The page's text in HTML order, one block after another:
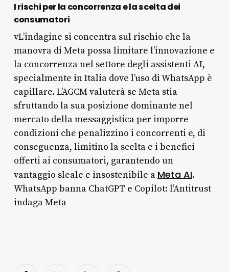
I rischi per la concorrenza e la scelta dei
consumatori
vL’indagine si concentra sul rischio che la
manovra di Meta possa limitare l’innovazione e
la concorrenza nel settore degli assistenti AI,
specialmente in Italia dove l’uso di WhatsApp è
capillare. L’AGCM valuterà se Meta stia
sfruttando la sua posizione dominante nel
mercato della messaggistica per imporre
condizioni che penalizzino i concorrenti e, di
conseguenza, limitino la scelta e i benefici
offerti ai consumatori, garantendo un
vantaggio sleale e insostenibile a Meta AI.
WhatsApp banna ChatGPT e Copilot: l’Antitrust
indaga Meta